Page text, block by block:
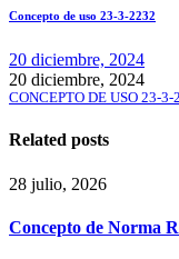
Concepto de uso 23-3-2232
20 diciembre, 2024
20 diciembre, 2024
CONCEPTO DE USO 23-3-
Related posts
28 julio, 2026
Concepto de Norma